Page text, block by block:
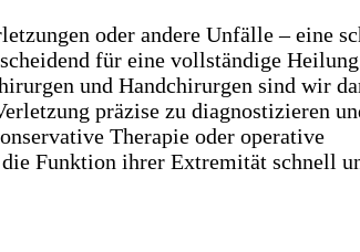
oder andere Unfälle – eine
für eine vollständige
und Handchirurgen sind wir
präzise zu diagnostizieren
Therapie oder operative
Funktion ihrer Extremität schnell